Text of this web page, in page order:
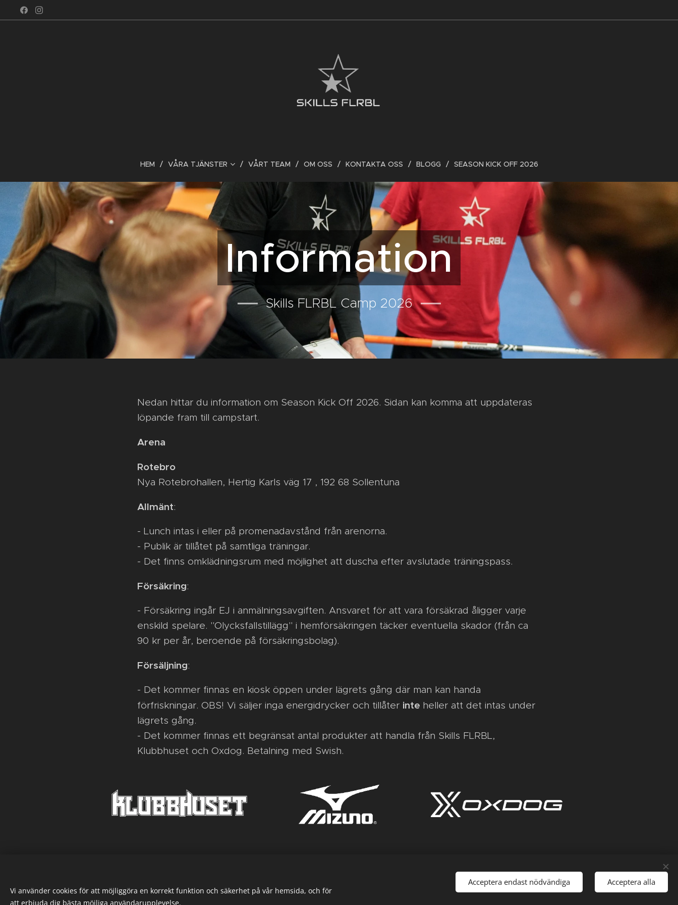
HEM VÅRA TJÄNSTER VÅRT TEAM OM OSS KONTAKTA OSS BLOGG SEASON KICK OFF 2026
Information
Skills FLRBL Camp 2026
Nedan hittar du information om Season Kick Off 2026. Sidan kan komma att uppdateras
löpande fram till campstart.
Arena
Rotebro
Nya Rotebrohallen, Hertig Karls väg 17 , 192 68 Sollentuna
Allmänt:
- Lunch intas i eller på promenadavstånd från arenorna.
- Publik är tillåtet på samtliga träningar.
- Det finns omklädningsrum med möjlighet att duscha efter avslutade träningspass.
Försäkring:
- Försäkring ingår EJ i anmälningsavgiften. Ansvaret för att vara försäkrad åligger varje
enskild spelare. "Olycksfallstillägg" i hemförsäkringen täcker eventuella skador (från ca
90 kr per år, beroende på försäkringsbolag).
Försäljning:
- Det kommer finnas en kiosk öppen under lägrets gång där man kan handa
förfriskningar. OBS! Vi säljer inga energidrycker och tillåter inte heller att det intas under
lägrets gång.
- Det kommer finnas ett begränsat antal produkter att handla från Skills FLRBL,
Klubbhuset och Oxdog. Betalning med Swish.
Vi använder cookies för att möjliggöra en korrekt funktion och säkerhet på vår hemsida, och för
att erbjuda dig bästa möjliga användarupplevelse.
Acceptera endast nödvändiga Acceptera alla